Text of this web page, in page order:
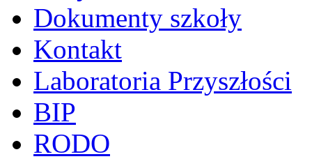
Dokumenty szkoły
Kontakt
Laboratoria Przyszłości
BIP
RODO